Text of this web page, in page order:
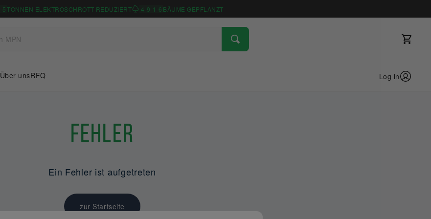
5 TONNEN ELEKTROSCHROTT REDUZIERT 4 9 1 6 BÄUME GEPFLANZT
Über unsRFQ Log in
Fehler
Ein Fehler ist aufgetreten
zur Startseite